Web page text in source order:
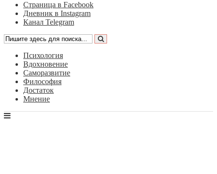
Страница в Facebook
Дневник в Instagram
Канал Telegram
Психология
Вдохновение
Саморазвитие
Философия
Достаток
Мнение